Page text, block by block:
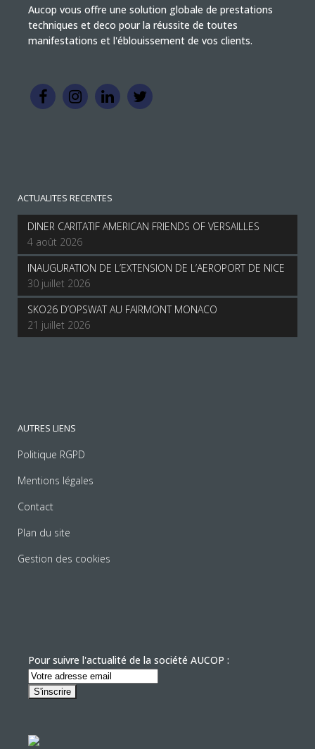
Aucop vous offre une solution globale de prestations
techniques et deco pour la réussite de toutes
manifestations et l'éblouissement de vos clients.
ACTUALITES RECENTES
DINER CARITATIF AMERICAN FRIENDS OF VERSAILLES
4 août 2026
INAUGURATION DE L’EXTENSION DE L’AEROPORT DE NICE
30 juillet 2026
SKO26 D’OPSWAT AU FAIRMONT MONACO
21 juillet 2026
AUTRES LIENS
Politique RGPD
Mentions légales
Contact
Plan du site
Gestion des cookies
Pour suivre l'actualité de la société AUCOP :